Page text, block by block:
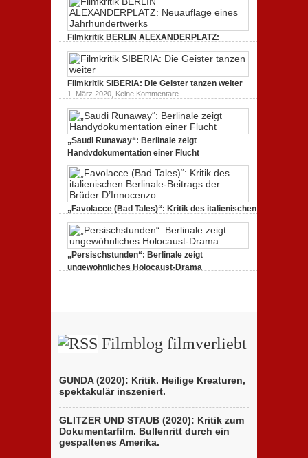
unverständlich,
zur
dreht
durch
Filmkritik BERLIN ALEXANDERPLATZ:
Neuauflage eines Jahrhundertwerks
1. März 2020,Keine Kommentarezu
BERLIN
ALEXANDERPLATZ:
Neuauflage
eines
Jahrhundertwerks
Filmkritik SIBERIA: Die Geister tanzen weiter
1. März 2020, Keine Kommentarezu
Filmkritik
SIBERIA:
Die
Geister
tanzen
weiter
„Saudi Runaway“: Berlinale zeigt
Handydokumentation einer Flucht
„Saudi
Runaway“:
Berlinale
Handydokumentation
einer
„Favolacce (Bad Tales)“: Kritik des italienischen
Berlinale-Beitrags der Brüder D’Innocenzo
25. Februar 2020,Keine Kommentarezu
„Favolacce
(Bad
Tales)“:
Kritik
des
„Persischstunden“: Berlinale zeigt
ungewöhnliches Holocaust-Drama
Filmblog filmverliebt
GUNDA (2020): Kritik. Heilige Kreaturen,
spektakulär inszeniert.
GLITZER UND STAUB (2020): Kritik zum
Dokumentarfilm. Bullenritt durch ein
gespaltenes Amerika.